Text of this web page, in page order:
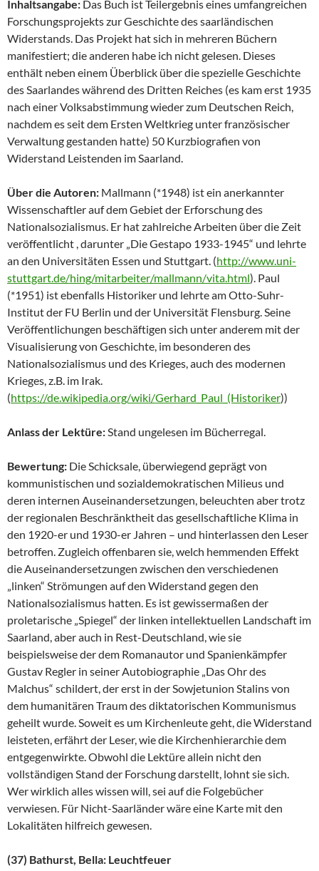
Inhaltsangabe: Das Buch ist Teilergebnis eines umfangreichen
Forschungsprojekts zur Geschichte des saarländischen
Widerstands. Das Projekt hat sich in mehreren Büchern
manifestiert; die anderen habe ich nicht gelesen. Dieses
enthält neben einem Überblick über die spezielle Geschichte
des Saarlandes während des Dritten Reiches (es kam erst 1935
nach einer Volksabstimmung wieder zum Deutschen Reich,
nachdem es seit dem Ersten Weltkrieg unter französischer
Verwaltung gestanden hatte) 50 Kurzbiografien von
Widerstand Leistenden im Saarland.
Über die Autoren: Mallmann (*1948) ist ein anerkannter
Wissenschaftler auf dem Gebiet der Erforschung des
Nationalsozialismus. Er hat zahlreiche Arbeiten über die Zeit
veröffentlicht , darunter „Die Gestapo 1933-1945“ und lehrte
an den Universitäten Essen und Stuttgart. (http://www.uni-
stuttgart.de/hing/mitarbeiter/mallmann/vita.html). Paul
(*1951) ist ebenfalls Historiker und lehrte am Otto-Suhr-
Institut der FU Berlin und der Universität Flensburg. Seine
Veröffentlichungen beschäftigen sich unter anderem mit der
Visualisierung von Geschichte, im besonderen des
Nationalsozialismus und des Krieges, auch des modernen
Krieges, z.B. im Irak.
(https://de.wikipedia.org/wiki/Gerhard_Paul_(Historiker))
Anlass der Lektüre:Stand ungelesen im Bücherregal.
Bewertung: Die Schicksale, überwiegend geprägt von
kommunistischen und sozialdemokratischen Milieus und
deren internen Auseinandersetzungen, beleuchten aber trotz
der regionalen Beschränktheit das gesellschaftliche Klima in
den 1920-er und 1930-er Jahren – und hinterlassen den Leser
betroffen. Zugleich offenbaren sie, welch hemmenden Effekt
die Auseinandersetzungen zwischen den verschiedenen
„linken“ Strömungen auf den Widerstand gegen den
Nationalsozialismus hatten. Es ist gewissermaßen der
proletarische „Spiegel“ der linken intellektuellen Landschaft im
Saarland, aber auch in Rest-Deutschland, wie sie
beispielsweise der dem Romanautor und Spanienkämpfer
Gustav Regler in seiner Autobiographie „Das Ohr des
Malchus“ schildert, der erst in der Sowjetunion Stalins von
dem humanitären Traum des diktatorischen Kommunismus
geheilt wurde. Soweit es um Kirchenleute geht, die Widerstand
leisteten, erfährt der Leser, wie die Kirchenhierarchie dem
entgegenwirkte. Obwohl die Lektüre allein nicht den
vollständigen Stand der Forschung darstellt, lohnt sie sich.
Wer wirklich alles wissen will, sei auf die Folgebücher
verwiesen. Für Nicht-Saarländer wäre eine Karte mit den
Lokalitäten hilfreich gewesen.
(37) Bathurst, Bella: Leuchtfeuer